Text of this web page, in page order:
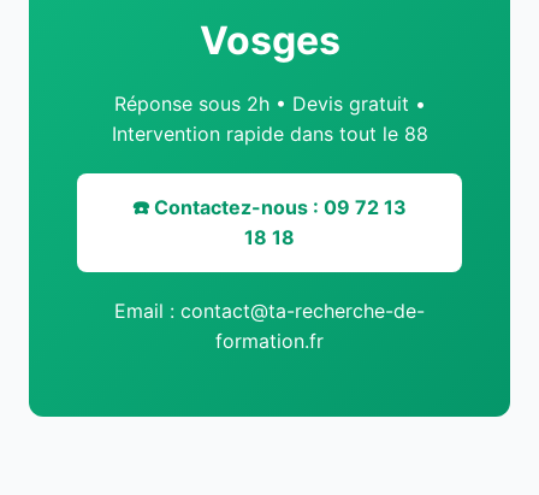
Vosges
Réponse sous 2h • Devis gratuit •
Intervention rapide dans tout le 88
☎️ Contactez-nous : 09 72 13
18 18
Email : contact@ta-recherche-de-
formation.fr